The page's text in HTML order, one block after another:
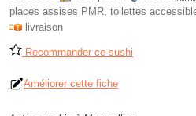
places assises PMR, toilettes
livraison
Recommander ce sushi
Améliorer cette fiche